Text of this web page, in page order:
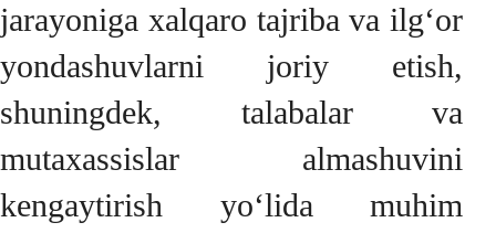
jarayoniga xalqaro tajriba va ilg‘or
yondashuvlarni joriy etish,
shuningdek, talabalar va
mutaxassislar almashuvini
kengaytirish yo‘lida muhim